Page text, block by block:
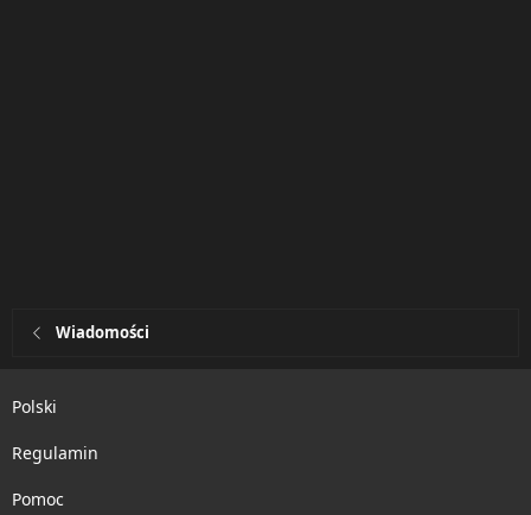
Wiadomości
Polski
Regulamin
Pomoc